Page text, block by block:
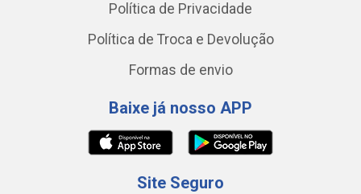
Política de Privacidade
Política de Troca e Devolução
Formas de envio
Baixe já nosso APP
Site Seguro